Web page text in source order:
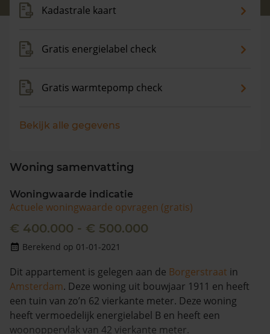
Kadastrale kaart
Gratis energielabel check
Gratis warmtepomp check
Bekijk alle gegevens
Woning samenvatting
Woningwaarde indicatie
Actuele woningwaarde opvragen (gratis)
€ 400.000 - € 500.000
Berekend op 01-01-2021
Dit appartement is gelegen aan de Borgerstraat in
Amsterdam. Deze woning uit bouwjaar 1911 en heeft
een tuin van zo’n 62 vierkante meter. Deze woning
heeft vermoedelijk energielabel B en heeft een
woonoppervlak van 42 vierkante meter.